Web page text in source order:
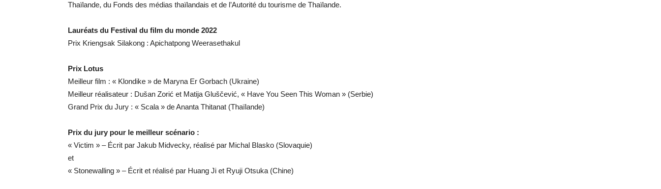
Thaïlande, du Fonds des médias thaïlandais et de l’Autorité du tourisme de Thaïlande.
Lauréats du Festival du film du monde 2022
Prix Kriengsak Silakong : Apichatpong Weerasethakul
Prix Lotus
Meilleur film : « Klondike » de Maryna Er Gorbach (Ukraine)
Meilleur réalisateur : Dušan Zorić et Matija Gluščević, « Have You Seen This Woman » (Serbie)
Grand Prix du Jury : « Scala » de Ananta Thitanat (Thaïlande)
Prix du jury pour le meilleur scénario :
« Victim » – Écrit par Jakub Midvecky, réalisé par Michal Blasko (Slovaquie)
et
« Stonewalling » – Écrit et réalisé par Huang Ji et Ryuji Otsuka (Chine)